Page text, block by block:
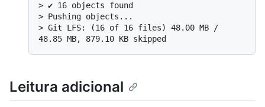
> ✔ 16 objects found
> Pushing objects...
> Git LFS: (16 of 16 files) 48.00 MB /
48.85 MB, 879.10 KB skipped
Leitura adicional